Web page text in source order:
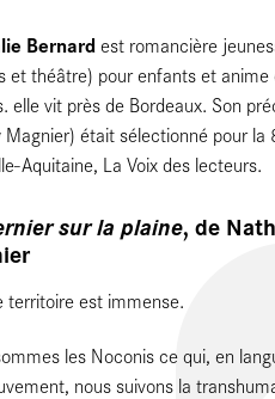
Bernardest romancière
et théâtre) pour enfants et
elle vit près de Bordeaux. Son
Magnier) était sélectionné pour la
Aquitaine, La Voix des lecteurs.
sur la plaine, de
territoire est immense.
les Noconis ce qui, en
nous suivons la